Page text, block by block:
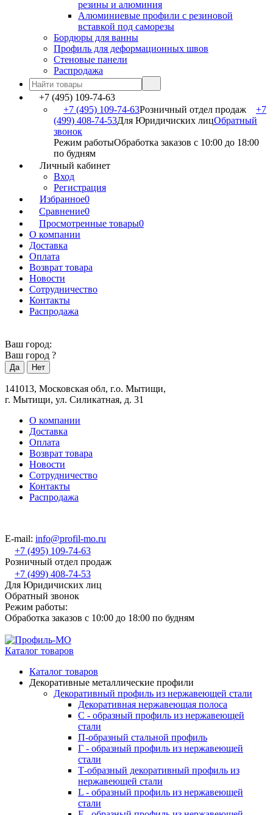
резины и алюминия
Алюминиевые профили с резиновой
вставкой под саморезы
Бордюры для ванны
Профиль для деформационных швов
Стеновые панели
Распродажа
+7 (495) 109-74-63
+7 (495) 109-74-63Розничный отдел продаж
+7
(499) 408-74-53Для Юридичиских лицОбратный
звонок
Режим работыОбработка заказов с 10:00 до 18:00
по будням
Личный кабинет
Вход
Регистрация
Избранное0
Сравнение0
Просмотренные товары0
О компании
Доставка
Оплата
Возврат товара
Новости
Сотрудничество
Контакты
Распродажа
Ваш город:
Ваш город ?
141013, Московская обл, г.о. Мытищи,
г. Мытищи, ул. Силикатная, д. 31
О компании
Доставка
Оплата
Возврат товара
Новости
Сотрудничество
Контакты
Распродажа
E-mail: info@profil-mo.ru
+7 (495) 109-74-63
Розничный отдел продаж
+7 (499) 408-74-53
Для Юридичиских лиц
Обратный звонок
Режим работы:
Обработка заказов с 10:00 до 18:00 по будням
Каталог товаров
Каталог товаров
Декоративные металлические профили
Декоративный профиль из нержавеющей стали
Декоративная нержавеющая полоса
С - образный профиль из нержавеющей
стали
П-образный стальной профиль
Г - образный профиль из нержавеющей
стали
Т-образный декоративный профиль из
нержавеющей стали
L - образный профиль из нержавеющей
стали